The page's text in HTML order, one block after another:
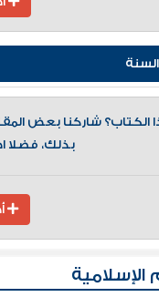
شاركنا بعض
بذلك، فضلا
الإسلامية